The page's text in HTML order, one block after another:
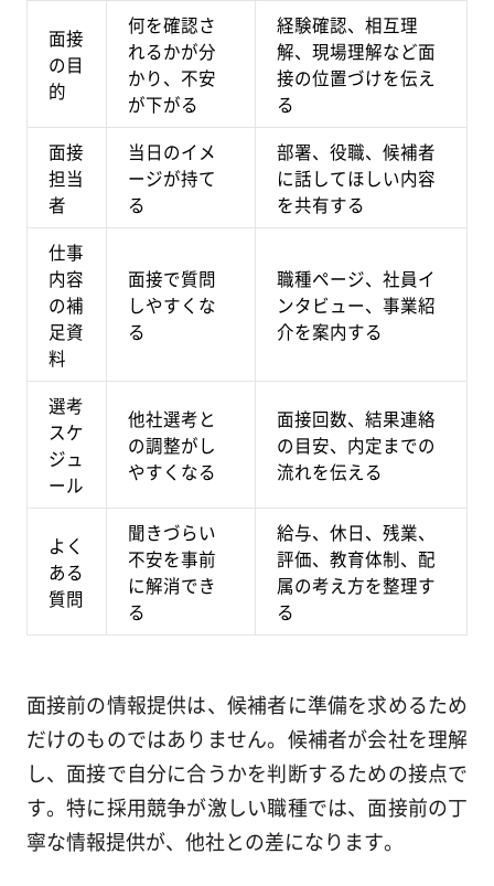
面接
の目
的
何を確認さ
れるかが分
かり、不安
が下がる
経験確認、相互理
解、現場理解など面
接の位置づけを伝え
る
面接
担当
者
当日のイメ
ージが持て
る
部署、役職、候補者
に話してほしい内容
を共有する
仕事
内容
の補
足資
料
面接で質問
しやすくな
る
職種ページ、社員イ
ンタビュー、事業紹
介を案内する
選考
スケ
ジュ
ール
他社選考と
の調整がし
やすくなる
面接回数、結果連絡
の目安、内定までの
流れを伝える
よく
ある
質問
聞きづらい
不安を事前
に解消でき
る
給与、休日、残業、
評価、教育体制、配
属の考え方を整理す
る
面接前の情報提供は、候補者に準備を求めるため
だけのものではありません。候補者が会社を理解
し、面接で自分に合うかを判断するための接点で
す。特に採用競争が激しい職種では、面接前の丁
寧な情報提供が、他社との差になります。